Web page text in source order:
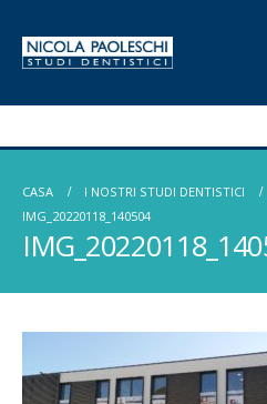
CASA I NOSTRI STUDI DENTISTICI
IMG_20220118_140504